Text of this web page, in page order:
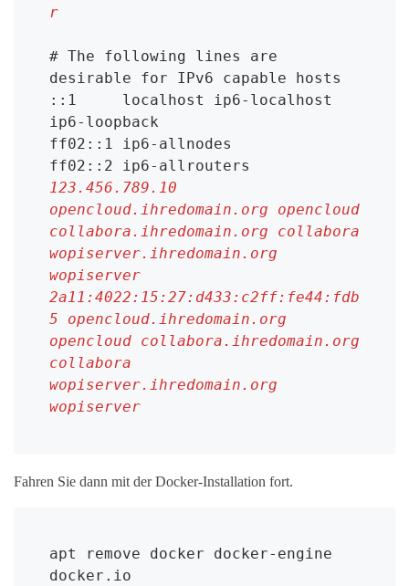
r
# The following lines are
desirable for IPv6 capable hosts
::1     localhost ip6-localhost
ip6-loopback
ff02::1 ip6-allnodes
123.456.789.10
opencloud.ihredomain.org opencloud
collabora.ihredomain.org collabora
wopiserver.ihredomain.org
wopiserver
2a11:4022:15:27:d433:c2ff:fe44:fdb
5
opencloud.ihredomain.org
opencloud collabora.ihredomain.org
collabora
wopiserver.ihredomain.org
wopiserver
Fahren Sie dann mit der Docker-Installation fort.
apt remove docker docker-engine
docker.io